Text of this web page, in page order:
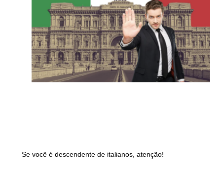
Se você é descendente de italianos, atenção!